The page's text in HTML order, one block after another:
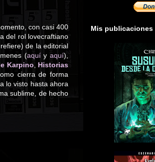
con casi 400
del rol lovecraftiano
de la editorial
(aquíyaquí),
Karpino
Historias
cierra de forma
lo visto hasta ahora
sublime, de hecho
Mis publicaciones